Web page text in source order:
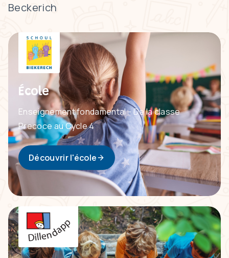
Beckerich
École
Enseignement fondamental - De la classe
Precoce au Cycle 4
Découvrir l'école